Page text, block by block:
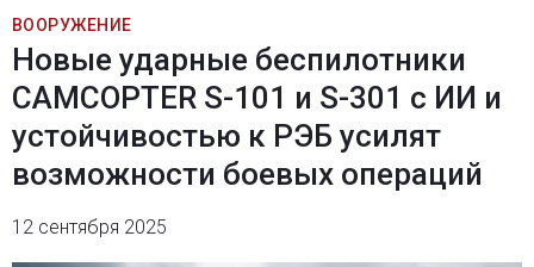
ВООРУЖЕНИЕ
Новые ударные беспилотники
CAMCOPTER S-101 и S-301 с ИИ и
устойчивостью к РЭБ усилят
возможности боевых операций
12 сентября 2025